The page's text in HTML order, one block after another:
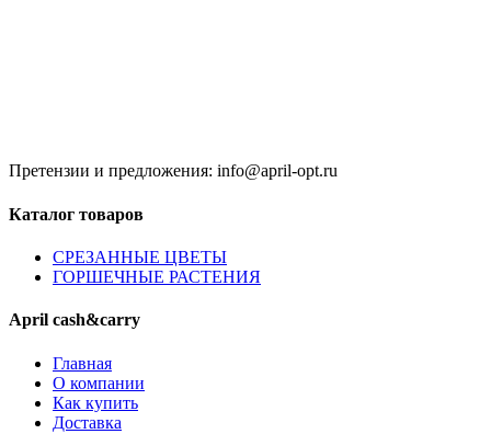
Претензии и предложения: info@april-opt.ru
Каталог товаров
CPЕЗАННЫЕ ЦВЕТЫ
ГОРШЕЧНЫЕ РАСТЕНИЯ
April cash&carry
Главная
О компании
Как купить
Доставка